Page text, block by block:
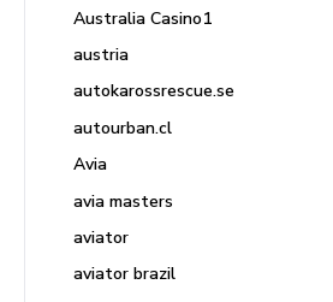
Australia Casino1
austria
autokarossrescue.se
autourban.cl
Avia
avia masters
aviator
aviator brazil